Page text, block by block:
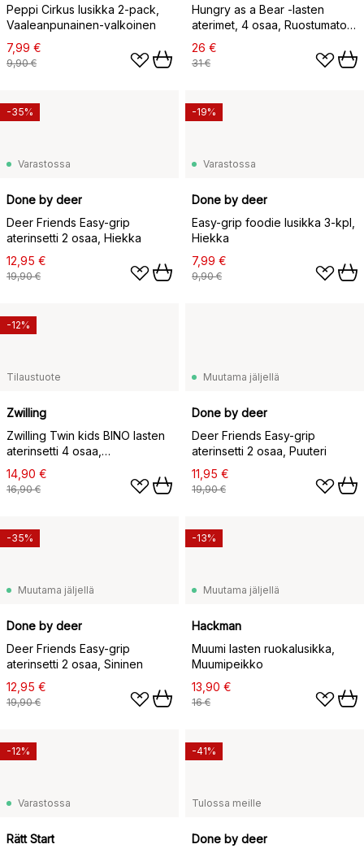
Peppi Cirkus lusikka 2-pack,
Vaaleanpunainen-valkoinen
7,99 €
9,90 €
Hungry as a Bear -lasten
aterimet, 4 osaa, Ruostumaton
teräs
26 €
31 €
Varastossa
Done by deer
Deer Friends Easy-grip
aterinsetti 2 osaa, Hiekka
12,95 €
19,90 €
-35%
Varastossa
Done by deer
Easy-grip foodie lusikka 3-kpl,
Hiekka
7,99 €
9,90 €
-19%
Tilaustuote
Zwilling
Zwilling Twin kids BINO lasten
aterinsetti 4 osaa,
Ruostumaton teräs
14,90 €
16,90 €
-12%
Muutama jäljellä
Done by deer
Deer Friends Easy-grip
aterinsetti 2 osaa, Puuteri
11,95 €
19,90 €
Muutama jäljellä
Done by deer
Deer Friends Easy-grip
aterinsetti 2 osaa, Sininen
12,95 €
19,90 €
-35%
Muutama jäljellä
Hackman
Muumi lasten ruokalusikka,
Muumipeikko
13,90 €
16 €
-13%
Varastossa
Rätt Start
-12%
Tulossa meille
Done by deer
-41%